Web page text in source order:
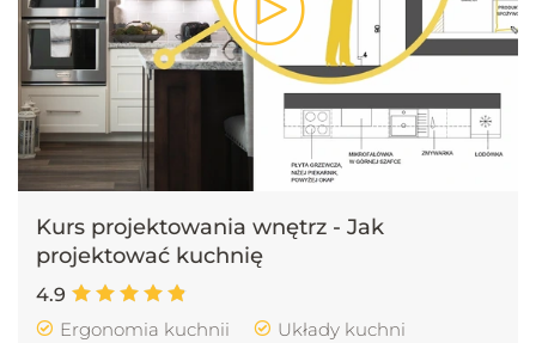
projektowanie-kuchni-materiały-dodatkowe
Kurs projektowania wnętrz - Jak
projektować kuchnię
4.9
Ergonomia kuchnii
Układy kuchni